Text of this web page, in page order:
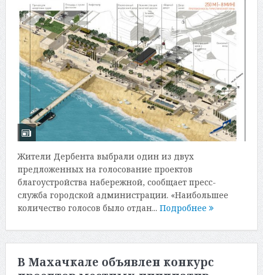
Жители Дербента выбрали один из двух
предложенных на голосование проектов
благоустройства набережной, сообщает пресс-
служба городской администрации. «Наибольшее
количество голосов было отдан... Подробнее
В Махачкале объявлен конкурс